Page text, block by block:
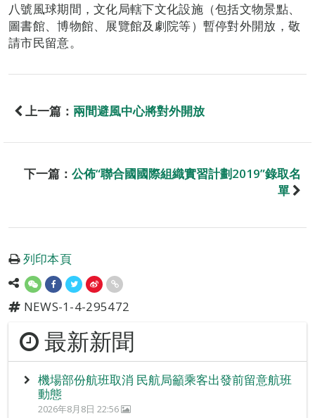
八號風球期間，文化局轄下文化設施（包括文物景點、
圖書館、博物館、展覽館及劇院等）暫停對外開放，敬
請市民留意。
上一篇： 兩間避風中心將對外開放
下一篇： 公佈“聯合國國際組織實習計劃2019”錄取名
單
列印本頁
NEWS-1-4-295472
最新新聞
機場部份航班取消 民航局籲乘客出發前留意航班
動態
2026年8月8日 22:56